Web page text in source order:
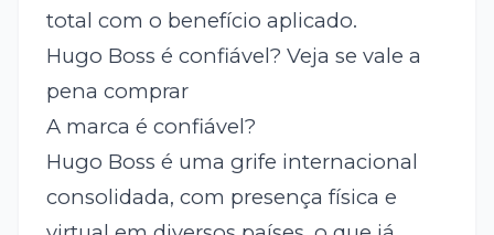
total com o benefício aplicado.
Hugo Boss é confiável? Veja se vale a
pena comprar
A marca é confiável?
Hugo Boss é uma grife internacional
consolidada, com presença física e